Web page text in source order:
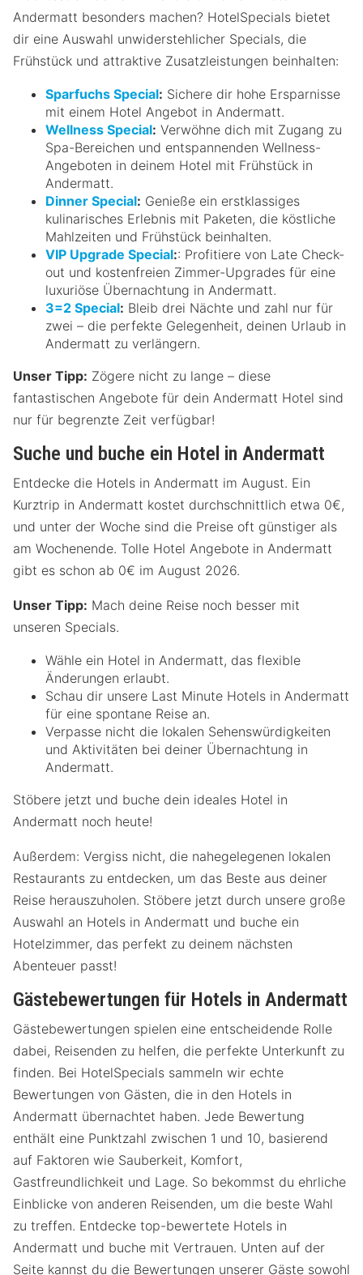
Andermatt besonders machen? HotelSpecials bietet
dir eine Auswahl unwiderstehlicher Specials, die
Frühstück und attraktive Zusatzleistungen beinhalten:
Sparfuchs Special: Sichere dir hohe Ersparnisse
mit einem Hotel Angebot in Andermatt.
Wellness Special: Verwöhne dich mit Zugang zu
Spa-Bereichen und entspannenden Wellness-
Angeboten in deinem Hotel mit Frühstück in
Andermatt.
Dinner Special: Genieße ein erstklassiges
kulinarisches Erlebnis mit Paketen, die köstliche
Mahlzeiten und Frühstück beinhalten.
VIP Upgrade Special:: Profitiere von Late Check-
out und kostenfreien Zimmer-Upgrades für eine
luxuriöse Übernachtung in Andermatt.
3=2 Special: Bleib drei Nächte und zahl nur für
zwei – die perfekte Gelegenheit, deinen Urlaub in
Andermatt zu verlängern.
Unser Tipp: Zögere nicht zu lange – diese
fantastischen Angebote für dein Andermatt Hotel sind
nur für begrenzte Zeit verfügbar!
Suche und buche ein Hotel in Andermatt
Entdecke die Hotels in Andermatt im August. Ein
Kurztrip in Andermatt kostet durchschnittlich etwa 0€,
und unter der Woche sind die Preise oft günstiger als
am Wochenende. Tolle Hotel Angebote in Andermatt
gibt es schon ab 0€ im August 2026.
Unser Tipp: Mach deine Reise noch besser mit
unseren Specials.
Wähle ein Hotel in Andermatt, das flexible
Änderungen erlaubt.
Schau dir unsere Last Minute Hotels in Andermatt
für eine spontane Reise an.
Verpasse nicht die lokalen Sehenswürdigkeiten
und Aktivitäten bei deiner Übernachtung in
Andermatt.
Stöbere jetzt und buche dein ideales Hotel in
Andermatt noch heute!
Außerdem: Vergiss nicht, die nahegelegenen lokalen
Restaurants zu entdecken, um das Beste aus deiner
Reise herauszuholen. Stöbere jetzt durch unsere große
Auswahl an Hotels in Andermatt und buche ein
Hotelzimmer, das perfekt zu deinem nächsten
Abenteuer passt!
Gästebewertungen für Hotels in Andermatt
Gästebewertungen spielen eine entscheidende Rolle
dabei, Reisenden zu helfen, die perfekte Unterkunft zu
finden. Bei HotelSpecials sammeln wir echte
Bewertungen von Gästen, die in den Hotels in
Andermatt übernachtet haben. Jede Bewertung
enthält eine Punktzahl zwischen 1 und 10, basierend
auf Faktoren wie Sauberkeit, Komfort,
Gastfreundlichkeit und Lage. So bekommst du ehrliche
Einblicke von anderen Reisenden, um die beste Wahl
zu treffen. Entdecke top-bewertete Hotels in
Andermatt und buche mit Vertrauen. Unten auf der
Seite kannst du die Bewertungen unserer Gäste sowohl